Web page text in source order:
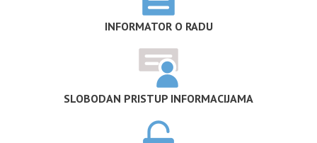
INFORMATOR O RADU
SLOBODAN PRISTUP INFORMACIJAMA